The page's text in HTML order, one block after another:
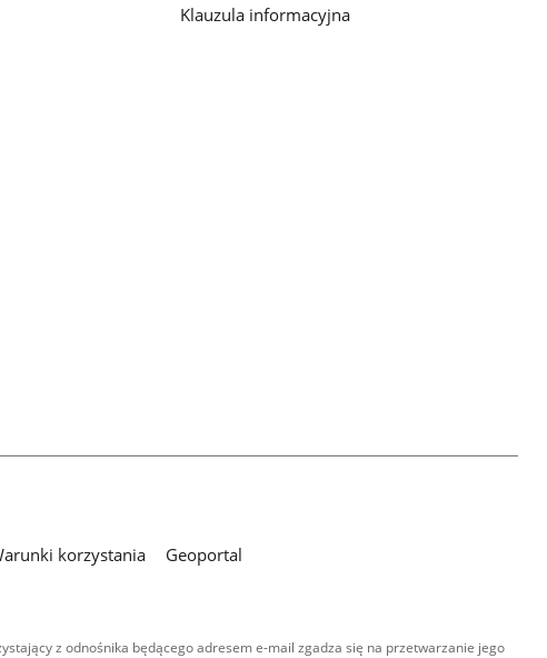
Klauzula informacyjna
korzystania
Geoportal
z odnośnika będącego adresem e-mail zgadza się na przetwarzanie jego